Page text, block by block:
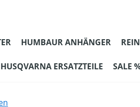
HUMBAUR ANHÄNGER
HUSQVARNA ERSATZTEILE SALE